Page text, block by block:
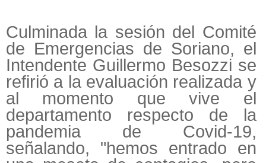
Culminada la sesión del Comité
de Emergencias de Soriano, el
Intendente Guillermo Besozzi se
refirió a la evaluación realizada y
al momento que vive el
departamento respecto de la
pandemia de Covid-19,
señalando, "hemos entrado en